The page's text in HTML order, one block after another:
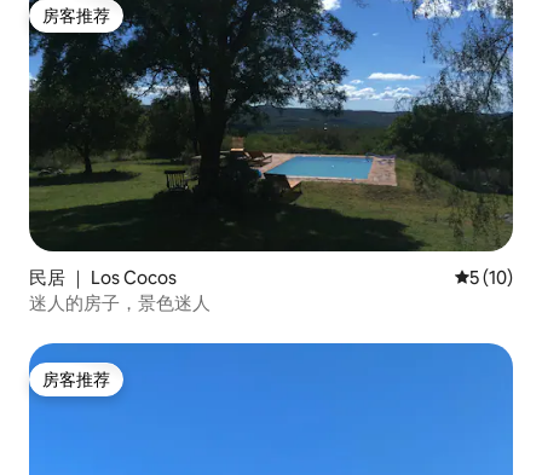
房客推荐
房客推荐
民居 ｜ Los Cocos 平均评分
5 (10)
迷人的房子，景色迷人
房客推荐
房客推荐